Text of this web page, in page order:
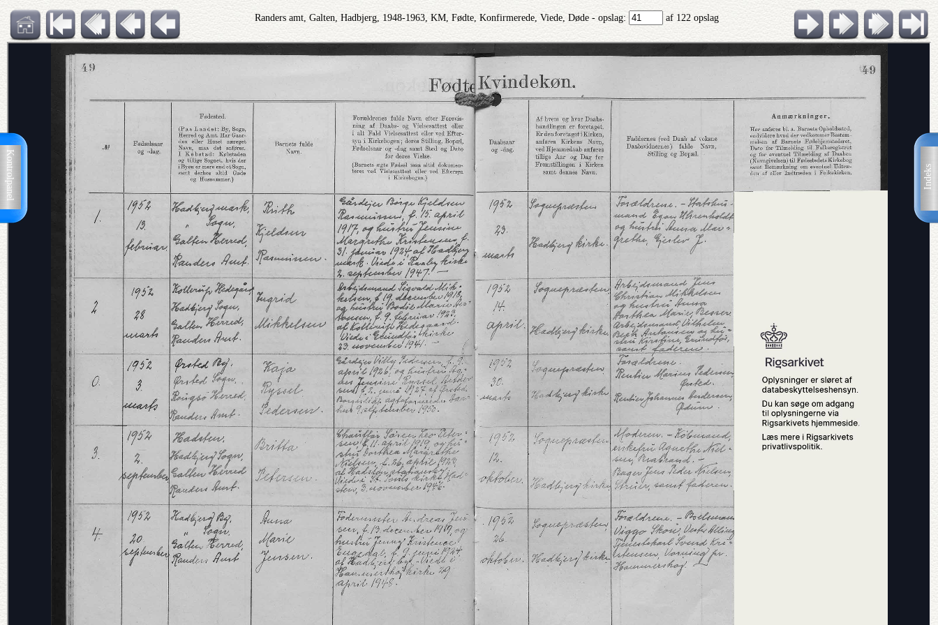
Indeks
Kontrolpanel
Randers amt, Galten, Hadbjerg, 1948-1963, KM, Fødte, Konfirmerede, Viede, Døde - opslag: af 122 opslag